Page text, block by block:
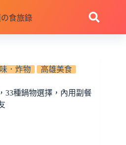
食旅錄
．炸物
高雄美食
33種鍋物選擇，內用副餐